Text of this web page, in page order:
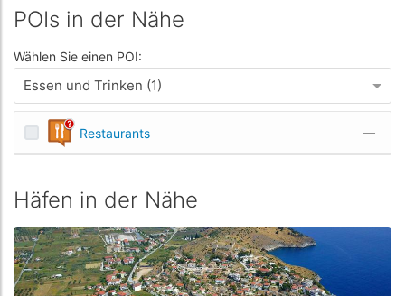
POIs in der Nähe
Wählen Sie einen POI:
Essen und Trinken (1)
Restaurants —
Häfen in der Nähe